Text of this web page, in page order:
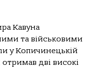
Кавуна
та військовими
у Копичинецькій
дві високі